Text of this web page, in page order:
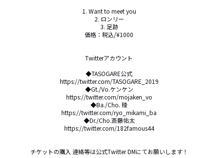
1. Want to meet you
2. ロンリー
3. 足跡
価格：税込/¥1000
Twitterアカウント
◆TASOGARE公式
https://twitter.com/TASOGARE_2019
◆Gt./Vo.ケンケン
https://twitter.com/mojaken_vo‬
◆Ba./Cho. 稜
https://twitter.com/ryo_mikami_ba‬
◆Dr./Cho.斎藤佑太
https://twitter.com/182famous44
チケットの購入 連絡等は公式Twitter DMにてお願いします！